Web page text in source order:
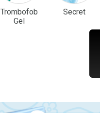
Trombofob
Gel
Secret